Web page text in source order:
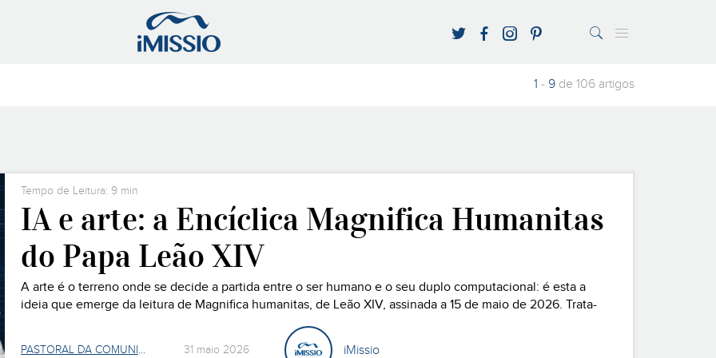
Razões para Acreditar
Agostinho Faria
André Michael Almeida
1 - 9 de 106 artigos
Tempo de Leitura: 9 min
IA e arte: a Encíclica Magnifica Humanitas
do Papa Leão XIV
A arte é o terreno onde se decide a partida entre o ser humano e o seu duplo computacional: é esta a
ideia que emerge da leitura de Magnifica humanitas, de Leão XIV, assinada a 15 de maio de 2026. Trata-
se de um documento de doutrina social da Igreja que atravessa a economia, o trabalho, a geopolíti
PASTORAL DA COMUNICAÇÃO 31 maio 2026 iMissio